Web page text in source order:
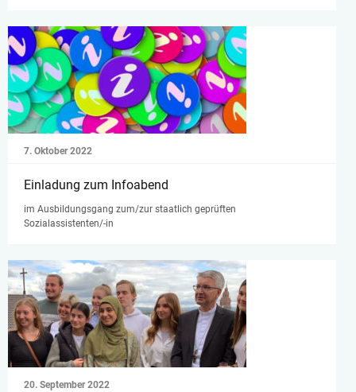
7. Oktober 2022
Einladung zum Infoabend
im Ausbildungsgang zum/zur staatlich geprüften
Sozialassistenten/-in
20. September 2022